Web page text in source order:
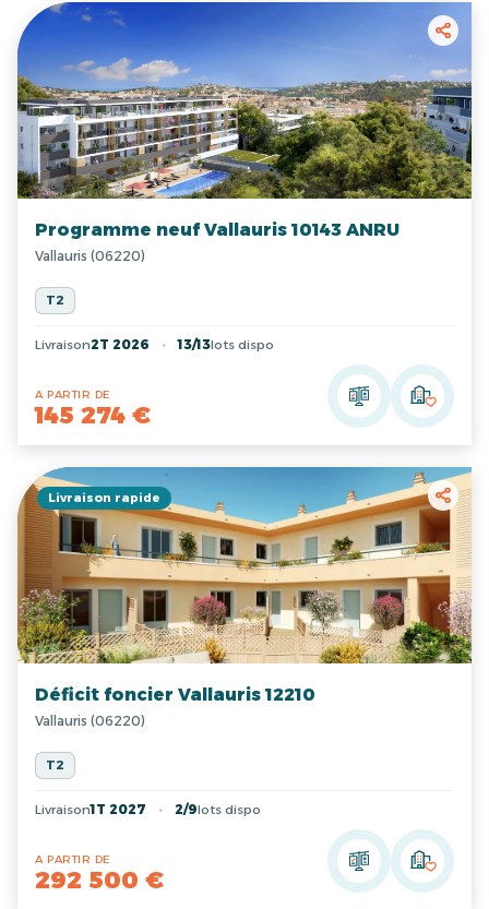
Programme neuf Vallauris 10143 ANRU
Vallauris (06220)
T2
Livraison2T 2026 13/13lots dispo
A PARTIR DE
145 274 €
Livraison rapide
Déficit foncier Vallauris 12210
Vallauris (06220)
T2
Livraison1T 2027 2/9lots dispo
A PARTIR DE
292 500 €